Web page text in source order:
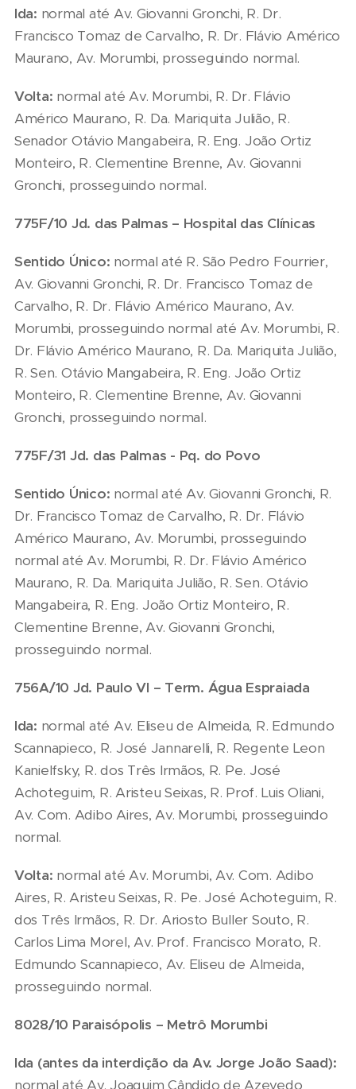
Ida: normal até Av. Giovanni Gronchi, R. Dr.
Francisco Tomaz de Carvalho, R. Dr. Flávio Américo
Maurano, Av. Morumbi, prosseguindo normal.
Volta: normal até Av. Morumbi, R. Dr. Flávio
Américo Maurano, R. Da. Mariquita Julião, R.
Senador Otávio Mangabeira, R. Eng. João Ortiz
Monteiro, R. Clementine Brenne, Av. Giovanni
Gronchi, prosseguindo normal.
775F/10 Jd. das Palmas – Hospital das Clínicas
Sentido Único: normal até R. São Pedro Fourrier,
Av. Giovanni Gronchi, R. Dr. Francisco Tomaz de
Carvalho, R. Dr. Flávio Américo Maurano, Av.
Morumbi, prosseguindo normal até Av. Morumbi, R.
Dr. Flávio Américo Maurano, R. Da. Mariquita Julião,
R. Sen. Otávio Mangabeira, R. Eng. João Ortiz
Monteiro, R. Clementine Brenne, Av. Giovanni
Gronchi, prosseguindo normal.
775F/31 Jd. das Palmas - Pq. do Povo
Sentido Único: normal até Av. Giovanni Gronchi, R.
Dr. Francisco Tomaz de Carvalho, R. Dr. Flávio
Américo Maurano, Av. Morumbi, prosseguindo
normal até Av. Morumbi, R. Dr. Flávio Américo
Maurano, R. Da. Mariquita Julião, R. Sen. Otávio
Mangabeira, R. Eng. João Ortiz Monteiro, R.
Clementine Brenne, Av. Giovanni Gronchi,
prosseguindo normal.
756A/10 Jd. Paulo VI – Term. Água Espraiada
Ida: normal até Av. Eliseu de Almeida, R. Edmundo
Scannapieco, R. José Jannarelli, R. Regente Leon
Kanielfsky, R. dos Três Irmãos, R. Pe. José
Achoteguim, R. Aristeu Seixas, R. Prof. Luis Oliani,
Av. Com. Adibo Aires, Av. Morumbi, prosseguindo
normal.
Volta: normal até Av. Morumbi, Av. Com. Adibo
Aires, R. Aristeu Seixas, R. Pe. José Achoteguim, R.
dos Três Irmãos, R. Dr. Ariosto Buller Souto, R.
Carlos Lima Morel, Av. Prof. Francisco Morato, R.
Edmundo Scannapieco, Av. Eliseu de Almeida,
prosseguindo normal.
8028/10 Paraisópolis – Metrô Morumbi
Ida (antes da interdição da Av. Jorge João Saad):
normal até Av. Joaquim Cândido de Azevedo